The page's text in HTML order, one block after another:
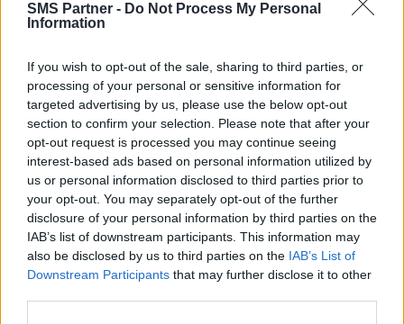
SMS Partner - Do Not Process My Personal
Information
If you wish to opt-out of the sale, sharing to third parties, or
processing of your personal or sensitive information for
targeted advertising by us, please use the below opt-out
section to confirm your selection. Please note that after your
opt-out request is processed you may continue seeing
interest-based ads based on personal information utilized by
us or personal information disclosed to third parties prior to
your opt-out. You may separately opt-out of the further
disclosure of your personal information by third parties on the
IAB’s list of downstream participants. This information may
also be disclosed by us to third parties on the IAB’s List of
Downstream Participants that may further disclose it to other
Dessondages par SMS . Grâce à cette
l’avis de vos clients et faciliter les
échanges.
Louez une base de
contacts pour plus
d’engagement
La location de bases de numéros de téléphone
permet de rassembler plus de personnes lors